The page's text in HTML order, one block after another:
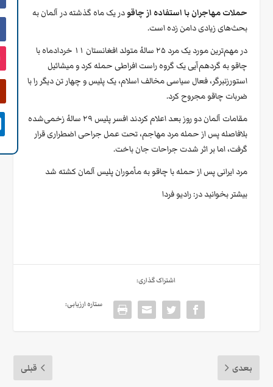
حملات مهاجران با استفاده از چاقودر یک ماه گذشته در آلمان به
بحث‌های زیادی دامن زده است.
در مهم‌ترین مورد یک مرد ۲۵ سالهٔ متولد افغانستان ۱۱ خردادماه با
چاقو به گردهم‌آیی یک گروه راست افراطی حمله کرد و میشائیل
استورزنبرگر،‌ فعال سیاسی مخالف اسلام، یک پلیس و چهار تن دیگر را با
ضربات چاقو مجروح کرد.
مقامات آلمان دو روز بعد اعلام کردند افسر پلیس ۲۹ سالهٔ زخمی‌شده
بلافاصله پس از حمله مرد مهاجم، تحت عمل جراحی اضطراری قرار
گرفت، اما بر اثر شدت جراحات جان باخت.
مرد ایرانی پس از حمله با چاقو به مأموران پلیس آلمان کشته شد
بیشتر بخوانید در:رادیو فردا
اشتراک گذاری:
ستاره ارزیابی:
قبلی بعدی